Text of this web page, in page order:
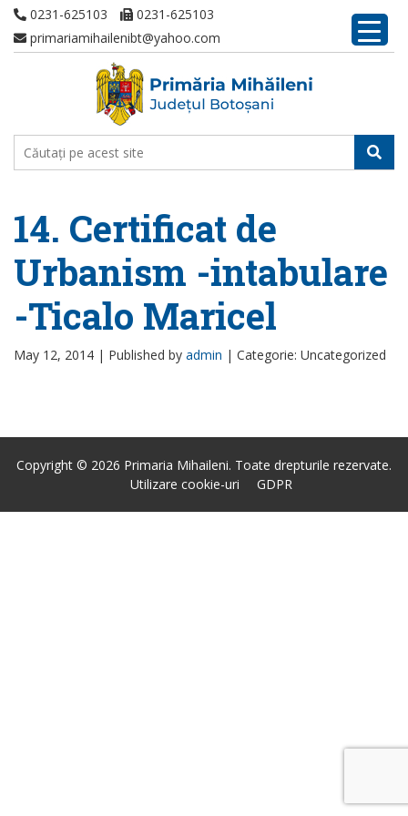
0231-625103
0231-625103
primariamihailenibt@yahoo.com
14. Certificat de
Urbanism -intabulare
-Ticalo Maricel
May 12, 2014 | Published by admin | Categorie: Uncategorized
Copyright © 2026 Primaria Mihaileni. Toate drepturile rezervate.
Utilizare cookie-uri
GDPR